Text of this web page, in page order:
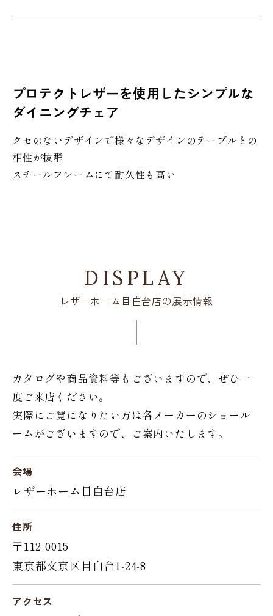
プロテクトレザーを使用したシンプルな
ダイニングチェア
クセのないデザインで様々なデザインのテーブルとの
相性が抜群
スチールフレームにて耐久性も高い
DISPLAY
レザーホーム目白台店の展示情報
カタログや商品資料等もございますので、ぜひ一
度ご来店ください。
実際にご覧になりたい方は各メーカーのショール
ームがございますので、ご案内いたします。
会場
レザーホーム目白台店
住所
〒112-0015
東京都文京区目白台1-24-8
アクセス